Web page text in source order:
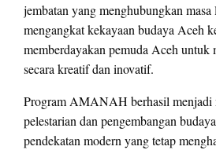
jembatan yang menghubungkan masa
mengangkat kekayaan budaya Aceh
memberdayakan pemuda Aceh untuk
secara kreatif dan inovatif.
Program AMANAH berhasil menjadi
pelestarian dan pengembangan
pendekatan modern yang tetap